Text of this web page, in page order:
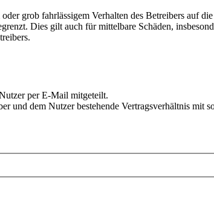
grob fahrlässigem Verhalten des Betreibers auf
Dies gilt auch für mittelbare Schäden,
per E-Mail mitgeteilt.
und dem Nutzer bestehende Vertragsverhältnis mit